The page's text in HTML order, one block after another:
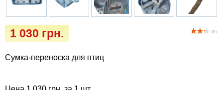
( 9 )
1 030 грн.
Сумка-переноска для птиц
Ласощі та корма
Vet Diet Canine Wet - ветеринарные диеты
килимки
Миски, автогодівниці, поілки